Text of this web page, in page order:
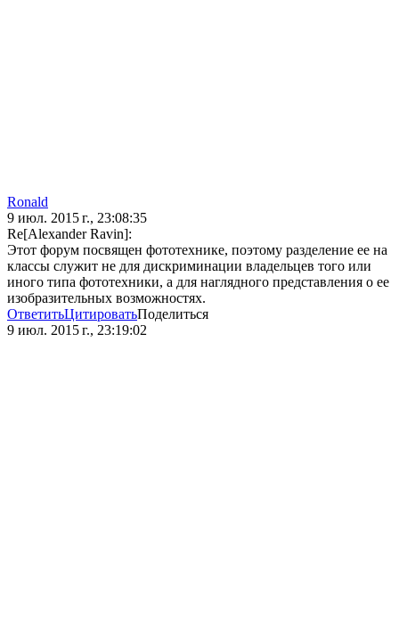
Ronald
9 июл. 2015 г., 23:08:35
Re[Alexander Ravin]:
Этот форум посвящен фототехнике, поэтому разделение ее на
классы служит не для дискриминации владельцев того или
иного типа фототехники, а для наглядного представления о ее
изобразительных возможностях.
ОтветитьЦитироватьПоделиться
9 июл. 2015 г., 23:19:02